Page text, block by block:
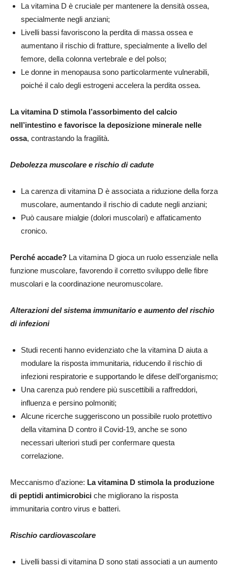
La vitamina D è cruciale per mantenere la densità ossea,
specialmente negli anziani;
Livelli bassi favoriscono la perdita di massa ossea e
aumentano il rischio di fratture, specialmente a livello del
femore, della colonna vertebrale e del polso;
Le donne in menopausa sono particolarmente vulnerabili,
poiché il calo degli estrogeni accelera la perdita ossea.
La vitamina D stimola l’assorbimento del calcio
nell’intestino e favorisce la deposizione minerale nelle
ossa, contrastando la fragilità.
Debolezza muscolare e rischio di cadute
La carenza di vitamina D è associata a riduzione della forza
muscolare, aumentando il rischio di cadute negli anziani;
Può causare mialgie (dolori muscolari) e affaticamento
cronico.
Perché accade? La vitamina D gioca un ruolo essenziale nella
funzione muscolare, favorendo il corretto sviluppo delle fibre
muscolari e la coordinazione neuromuscolare.
Alterazioni del sistema immunitario e aumento del rischio
di infezioni
Studi recenti hanno evidenziato che la vitamina D aiuta a
modulare la risposta immunitaria, riducendo il rischio di
infezioni respiratorie e supportando le difese dell’organismo;
Una carenza può rendere più suscettibili a raffreddori,
influenza e persino polmoniti;
Alcune ricerche suggeriscono un possibile ruolo protettivo
della vitamina D contro il Covid-19, anche se sono
necessari ulteriori studi per confermare questa
correlazione.
Meccanismo d’azione: La vitamina D stimola la produzione
di peptidi antimicrobici che migliorano la risposta
immunitaria contro virus e batteri.
Rischio cardiovascolare
Livelli bassi di vitamina D sono stati associati a un aumento